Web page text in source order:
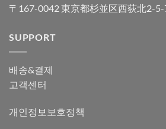
〒167-0042 東京都杉並区西荻北2-
SUPPORT
배송&결제
고객센터
개인정보보호정책